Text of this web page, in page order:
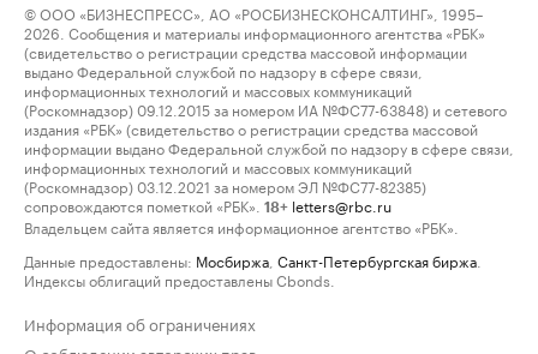
© ООО «БИЗНЕСПРЕСС», АО «РОСБИЗНЕСКОНСАЛТИНГ», 1995–
2026. Сообщения и материалы информационного агентства «РБК»
(свидетельство о регистрации средства массовой информации
выдано Федеральной службой по надзору в сфере связи,
информационных технологий и массовых коммуникаций
(Роскомнадзор) 09.12.2015 за номером ИА №ФС77-63848) и сетевого
издания «РБК» (свидетельство о регистрации средства массовой
информации выдано Федеральной службой по надзору в сфере связи,
информационных технологий и массовых коммуникаций
(Роскомнадзор) 03.12.2021 за номером ЭЛ №ФС77-82385)
сопровождаются пометкой «РБК».
18+ letters@rbc.ru
Владельцем сайта является информационное агентство «РБК».
Данные предоставлены: Мосбиржа Санкт-Петербургская биржа
Индексы облигаций предоставлены Cbonds.
Информация об ограничениях